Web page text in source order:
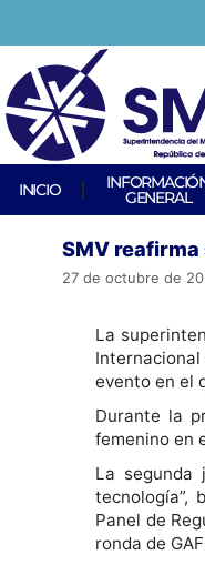
INICIO
GENERAL
SMV
27 de octubre de
La
evento en el
Durante la
femenino en
La segunda
tecnología”,
Panel de
ronda de